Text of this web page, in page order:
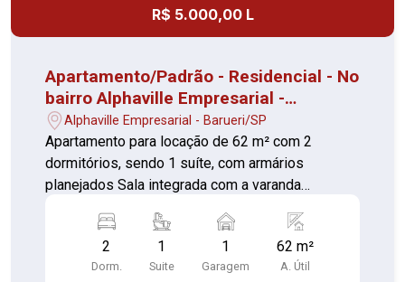
R$ 5.000,00 L
Apartamento/Padrão - Residencial - No
bairro Alphaville Empresarial -
Condomínio Life Park
Alphaville Empresarial - Barueri/SP
Apartamento para locação de 62 m² com 2
dormitórios, sendo 1 suíte, com armários
planejados Sala integrada com a varanda
churrasqueira vista para Alphaville 1 vaga de
garagem O condomínio dispõe de salão de
festas adulto e infantil, salão de jogos, sala de
2
Dorm.
1
Suite
1
Garagem
62 m²
A. Útil